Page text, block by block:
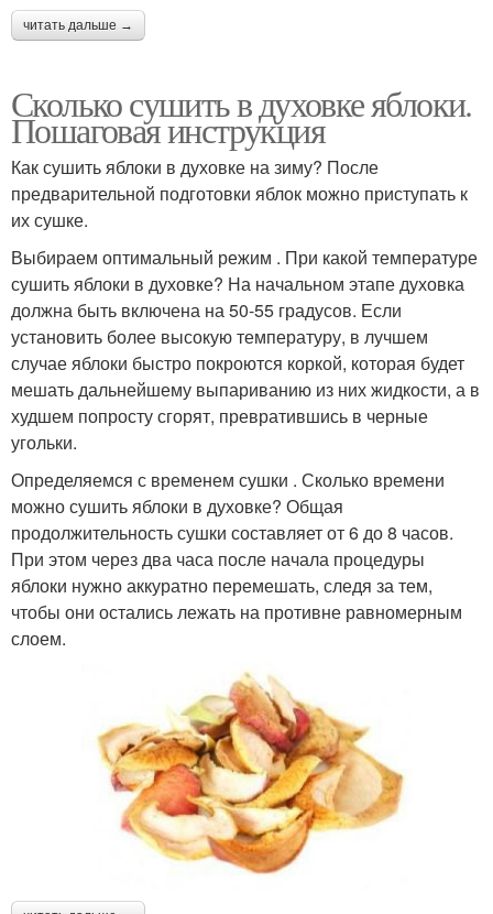
читать дальше →
Сколько сушить в духовке яблоки.
Пошаговая инструкция
Как сушить яблоки в духовке на зиму? После
предварительной подготовки яблок можно приступать к
их сушке.
Выбираем оптимальный режим . При какой температуре
сушить яблоки в духовке? На начальном этапе духовка
должна быть включена на 50-55 градусов. Если
установить более высокую температуру, в лучшем
случае яблоки быстро покроются коркой, которая будет
мешать дальнейшему выпариванию из них жидкости, а в
худшем попросту сгорят, превратившись в черные
угольки.
Определяемся с временем сушки . Сколько времени
можно сушить яблоки в духовке? Общая
продолжительность сушки составляет от 6 до 8 часов.
При этом через два часа после начала процедуры
яблоки нужно аккуратно перемешать, следя за тем,
чтобы они остались лежать на противне равномерным
слоем.